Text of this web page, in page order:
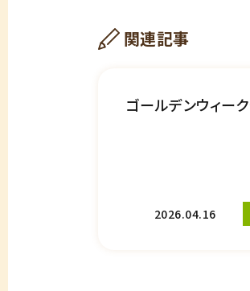
関連記事
ゴールデンウィーク
2026.04.16